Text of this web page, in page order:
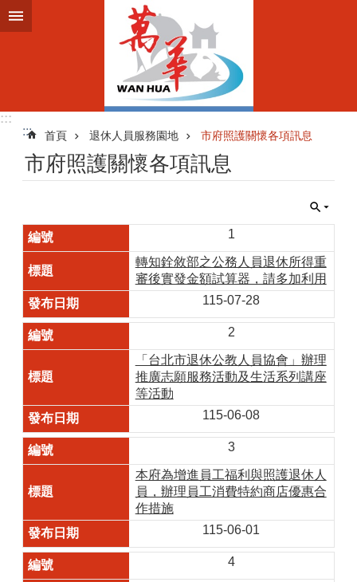
跳到主要內容區塊
:::
:::
首頁 退休人員服務園地 市府照護關懷各項訊息
市府照護關懷各項訊息
1
轉知銓敘部之公務人員退休所得重
審後實發金額試算器，請多加利用
115-07-28
2
「台北市退休公教人員協會」辦理
推廣志願服務活動及生活系列講座
等活動
115-06-08
3
本府為增進員工福利與照護退休人
員，辦理員工消費特約商店優惠合
作措施
115-06-01
4